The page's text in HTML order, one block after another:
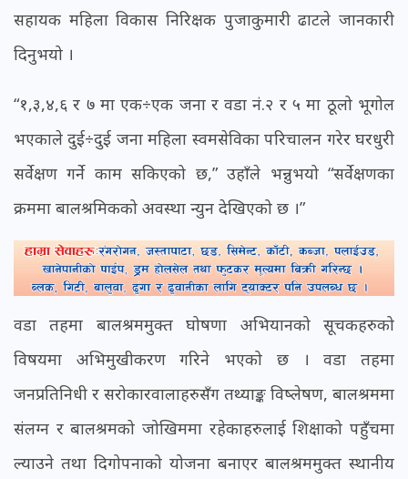
सहायक महिला विकास निरिक्षक पुजाकुमारी ढाटले जानकारी
दिनुभयो ।
“१,३,४,६ र ७ मा एक÷एक जना र वडा नं.२ र ५ मा ठूलो भूगोल
भएकाले दुई÷दुई जना महिला स्वमसेविका परिचालन गरेर घरधुरी
सर्वेक्षण गर्ने काम सकिएको छ,” उहाँले भन्नुभयो “सर्वेक्षणका
क्रममा बालश्रमिकको अवस्था न्युन देखिएको छ ।”
वडा तहमा बालश्रममुक्त घोषणा अभियानको सूचकहरुको
विषयमा अभिमुखीकरण गरिने भएको छ । वडा तहमा
जनप्रतिनिधी र सरोकारवालाहरुसँग तथ्याङ्क विष्लेषण, बालश्रममा
संलग्न र बालश्रमको जोखिममा रहेकाहरुलाई शिक्षाको पहुँचमा
ल्याउने तथा दिगोपनाको योजना बनाएर बालश्रममुक्त स्थानीय